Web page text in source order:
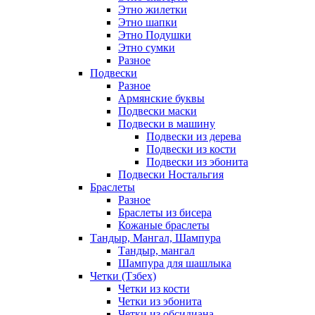
Этно жилетки
Этно шапки
Этно Подушки
Этно сумки
Разное
Подвески
Разное
Армянские буквы
Подвески маски
Подвески в машину
Подвески из дерева
Подвески из кости
Подвески из эбонита
Подвески Ностальгия
Браслеты
Разное
Браслеты из бисера
Кожаные браслеты
Тандыр, Мангал, Шампура
Тандыр, мангал
Шампура для шашлыка
Четки (Тзбех)
Четки из кости
Четки из эбонита